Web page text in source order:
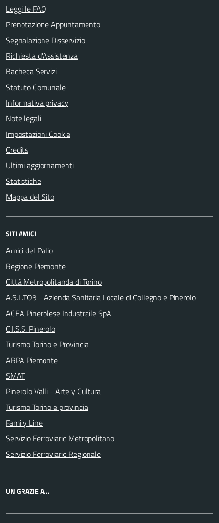
Leggi le FAQ
Prenotazione Appuntamento
Segnalazione Disservizio
Richiesta d'Assistenza
Bacheca Servizi
Statuto Comunale
Informativa privacy
Note legali
Impostazioni Cookie
Credits
Ultimi aggiornamenti
Statistiche
Mappa del Sito
SITI AMICI
Amici del Palio
Regione Piemonte
Città Metropolitanda di Torino
A.S.L.TO3 - Azienda Sanitaria Locale di Collegno e Pinerolo
ACEA Pinerolese Industraile SpA
C.I.S.S. Pinerolo
Turismo Torino e Provincia
ARPA Piemonte
SMAT
Pinerolo Valli - Arte y Cultura
Turismo Torino e provincia
Family Line
Servizio Ferroviario Metropolitano
Servizio Ferroviario Regionale
UN GRAZIE A...